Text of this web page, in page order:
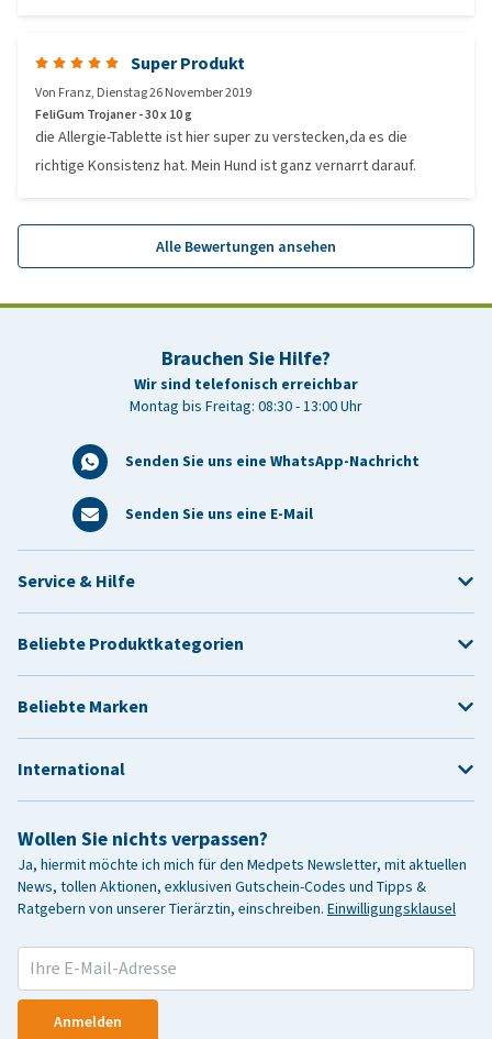
Super Produkt
Von Franz, Dienstag 26 November 2019
FeliGum Trojaner - 30 x 10 g
die Allergie-Tablette ist hier super zu verstecken,da es die
richtige Konsistenz hat. Mein Hund ist ganz vernarrt darauf.
Alle Bewertungen ansehen
Brauchen Sie Hilfe?
Wir sind telefonisch erreichbar
Montag bis Freitag: 08:30 - 13:00 Uhr
Senden Sie uns eine WhatsApp-Nachricht
Senden Sie uns eine E-Mail
Wollen Sie nichts verpassen?
Ja, hiermit möchte ich mich für den Medpets Newsletter, mit aktuellen
News, tollen Aktionen, exklusiven Gutschein-Codes und Tipps &
Ratgebern von unserer Tierärztin, einschreiben. Einwilligungsklausel
Anmelden
Service & Hilfe
Beliebte Produktkategorien
Beliebte Marken
International